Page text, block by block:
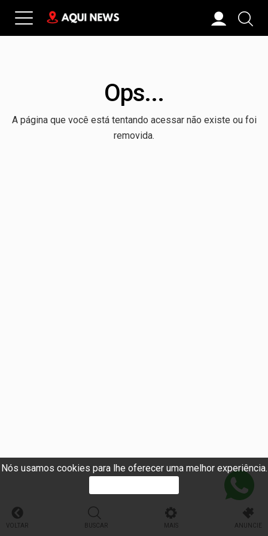
Nós usamos cookies para lhe oferecer uma melhor experiência.
Ops...
A página que você está tentando acessar não existe ou foi
removida.
VOLTAR BUSCAR MAIS ANUNCIE